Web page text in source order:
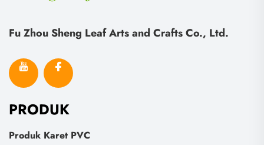
Fu Zhou Sheng Leaf Arts and Crafts Co., Ltd.
PRODUK
Produk Karet PVC